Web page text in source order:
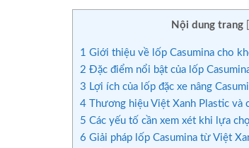
Nội dung trang
1 Giới thiệu về lốp Casumina cho
2 Đặc điểm nổi bật của lốp
3 Lợi ích của lốp đặc xe nâng
4 Thương hiệu Việt Xanh Plastic và
5 Các yếu tố cần xem xét khi lựa
6 Giải pháp lốp Casumina từ Việt